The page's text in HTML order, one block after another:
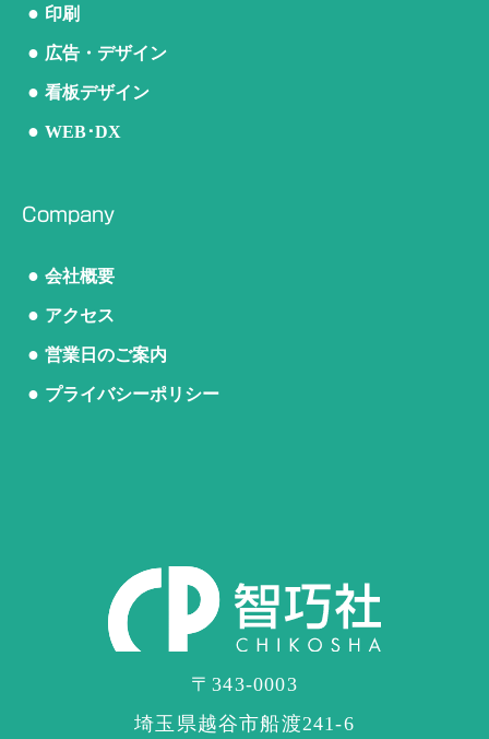
〒343-0003
埼玉県越谷市船渡241-6
● 印刷
● 広告・デザイン
● 看板デザイン
● WEB･DX
Company
● 会社概要
● アクセス
● 営業日のご案内
● プライバシーポリシー